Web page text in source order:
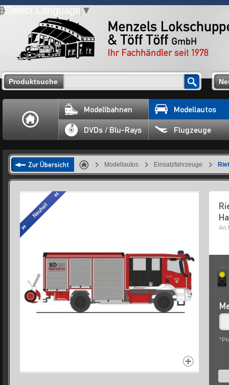
Select Language ▼
Produktsuche
Modellbahnen Modellautos
DVDs / Blu-Rays Flugzeuge
Zur Übersicht Modellautos Einsatzfahrzeuge